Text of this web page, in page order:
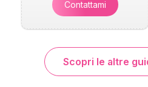
Contattami
Scopri le altre